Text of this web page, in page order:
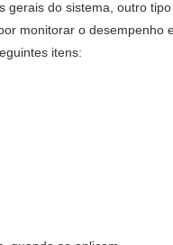
gerais do sistema, outro
monitorar o desempenho
itens: